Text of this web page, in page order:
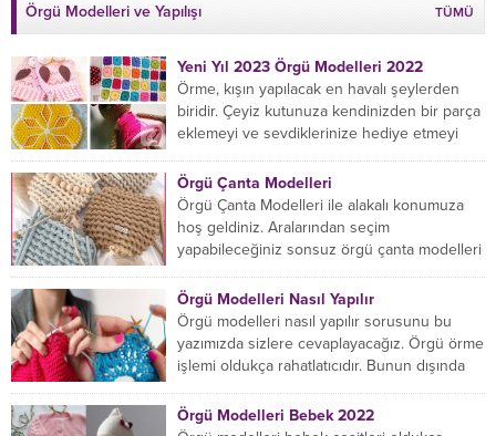
Örgü Modelleri ve Yapılışı TÜMÜ
Yeni Yıl 2023 Örgü Modelleri 2022
Örme, kışın yapılacak en havalı şeylerden
biridir. Çeyiz kutunuza kendinizden bir parça
eklemeyi ve sevdiklerinize hediye etmeyi
Örgü Çanta Modelleri
Örgü Çanta Modelleri ile alakalı konumuza
hoş geldiniz. Aralarından seçim
yapabileceğiniz sonsuz örgü çanta modelleri
Örgü Modelleri Nasıl Yapılır
Örgü modelleri nasıl yapılır sorusunu bu
yazımızda sizlere cevaplayacağız. Örgü örme
işlemi oldukça rahatlatıcıdır. Bunun dışında
Örgü Modelleri Bebek 2022